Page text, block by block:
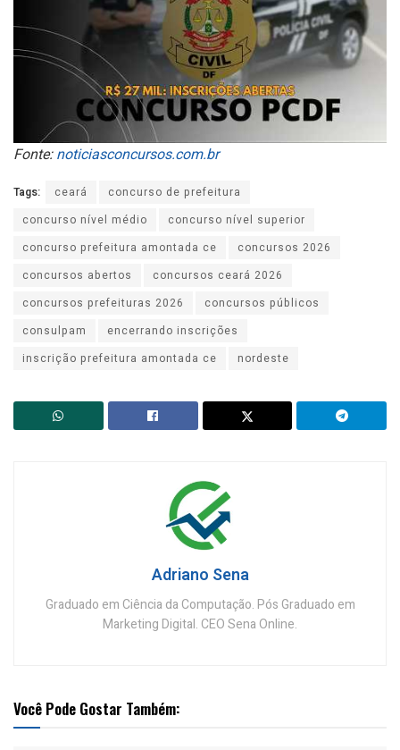
Fonte: noticiasconcursos.com.br
Tags: ceará
concurso de prefeitura
concurso nível médio
concurso nível superior
concurso prefeitura amontada ce
concursos 2026
concursos abertos
concursos ceará 2026
concursos prefeituras 2026
concursos públicos
consulpam
encerrando inscrições
inscrição prefeitura amontada ce
nordeste
Adriano Sena
Graduado em Ciência da Computação. Pós Graduado em
Marketing Digital. CEO Sena Online.
Você Pode Gostar Também: